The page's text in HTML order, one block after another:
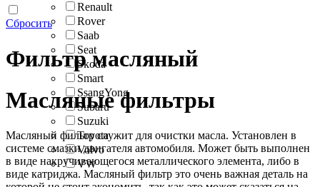
Renault
Rover
Saab
Seat
Skoda
Smart
SsangYong
Subaru
Suzuki
Toyota
Volvo
VW
Сбросить
Фильтр масляный
Масляные фильтры
Масляный фильтр служит для очистки масла. Установлен в
системе смазки двигателя автомобиля. Может быть выполнен
в виде накручивающегося металлического элемента, либо в
виде катриджа. Масляный фильтр это очень важная деталь на